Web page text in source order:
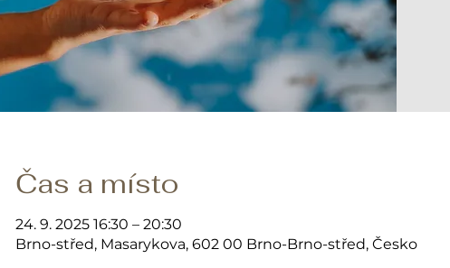
Čas a místo
24. 9. 2025 16:30 – 20:30
Brno-střed, Masarykova, 602 00 Brno-Brno-střed, Česko